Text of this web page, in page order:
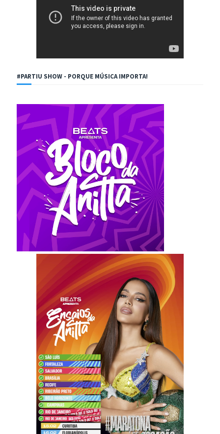
#PARTIU SHOW - PORQUE MÚSICA IMPORTA!